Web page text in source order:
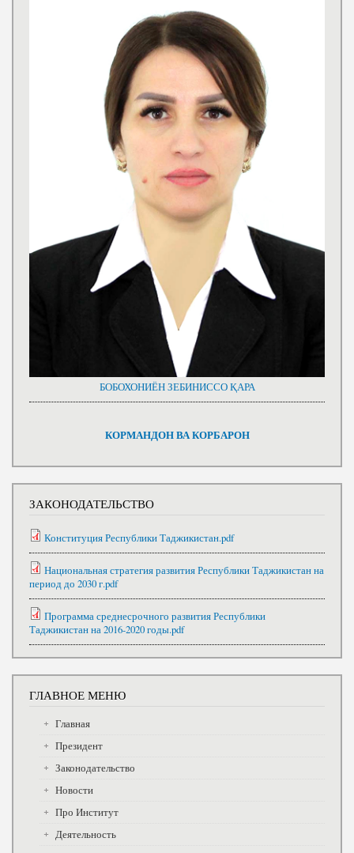
БОБОХОНИЁН ЗЕБИНИССО ҚАРА
КОРМАНДОН ВА КОРБАРОН
ЗАКОНОДАТЕЛЬСТВО
Конституция Республики Таджикистан.pdf
Национальная стратегия развития Республики Таджикистан на
период до 2030 г.pdf
Программа среднесрочного развития Республики
Таджикистан на 2016-2020 годы.pdf
ГЛАВНОЕ МЕНЮ
Главная
Президент
Законодательство
Новости
Про Институт
Деятельность